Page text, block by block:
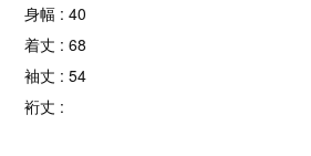
身幅 : 40
着丈 : 68
袖丈 : 54
裄丈 :